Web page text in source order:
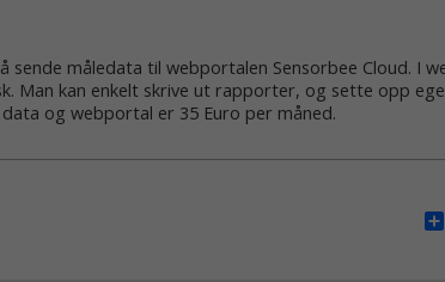
måledata til webportalen Sensorbee Cloud. I
Man kan enkelt skrive ut rapporter, og sette opp
og webportal er 35 Euro per måned.